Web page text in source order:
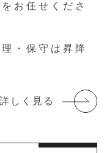
お任せくださ
・保守は昇降
詳しく見る